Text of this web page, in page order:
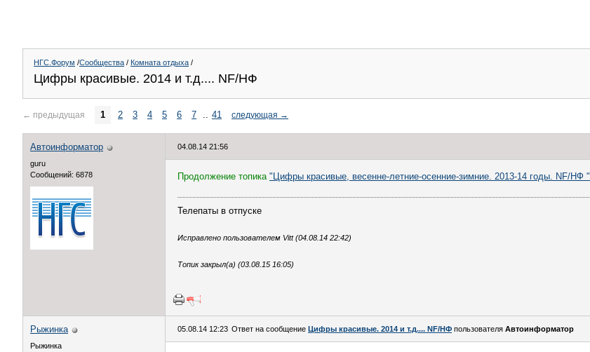
НГС.Форум /Сообщества / Комната отдыха /
Цифры красивые. 2014 и т.д.... NF/НФ
← предыдущая 1 2 3 4 5 6 7 .. 41 следующая →
Автоинформатор
guru
Сообщений: 6878
04.08.14 21:56
Продолжение топика "Цифры красивые, весенне-летние-осенние-зимние. 2013-14 годы. NF/НФ "
Телепаты в отпуске
Исправлено пользователем Vitt (04.08.14 22:42)
Топик закрыл(а) (03.08.15 16:05)
Рыжинка
Рыжинка
05.08.14 12:23 Ответ на сообщение Цифры красивые. 2014 и т.д.... NF/НФ пользователя Автоинформатор